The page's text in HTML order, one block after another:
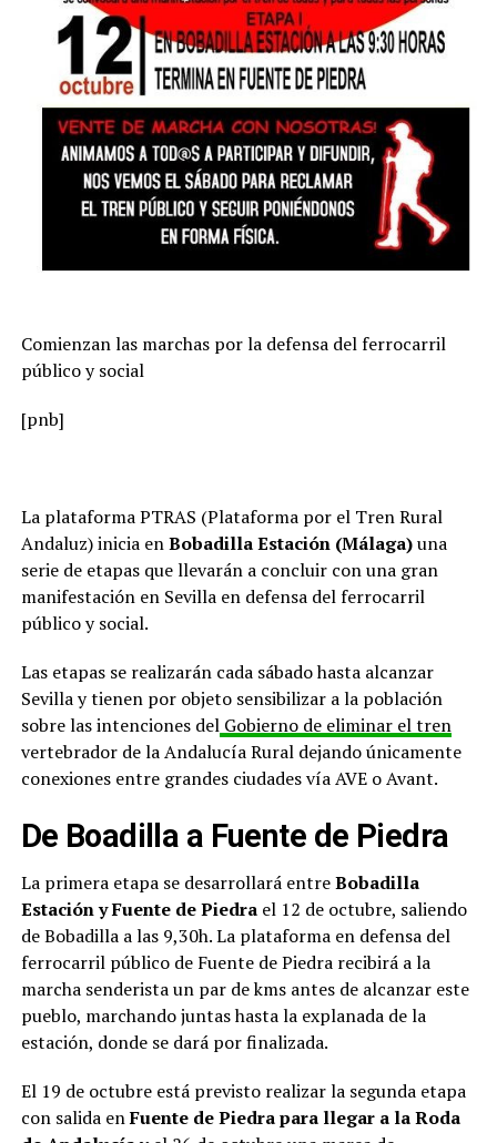
Comienzan las marchas por la defensa del ferrocarril
público y social
[pnb]
La plataforma PTRAS (Plataforma por el Tren Rural
Andaluz) inicia enBobadilla Estación (Málaga)una
serie de etapas que llevarán a concluir con una gran
manifestación en Sevilla en defensa del ferrocarril
público y social.
Las etapas se realizarán cada sábado hasta alcanzar
Sevilla y tienen por objeto sensibilizar a la población
sobre las intenciones delGobierno de eliminar el tren
vertebrador de la Andalucía Rural dejando únicamente
conexiones entre grandes ciudades vía AVE o Avant.
De Boadilla a Fuente de Piedra
La primera etapa se desarrollará entreBobadilla
Estación y Fuente de Piedrael 12 de octubre, saliendo
de Bobadilla a las 9,30h. La plataforma en defensa del
ferrocarril público de Fuente de Piedra recibirá a la
marcha senderista un par de kms antes de alcanzar este
pueblo, marchando juntas hasta la explanada de la
estación, donde se dará por finalizada.
El 19 de octubre está previsto realizar la segunda etapa
con salida enFuente de Piedra para llegar a la Roda